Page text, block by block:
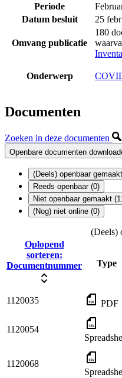
Periode
Datum besluit
25
Omvang publicatie
180
Onderwerp
Documenten
Zoeken in deze documenten
Openbare documenten
(Deels) openbaar
Reeds openbaar (0)
Niet openbaar gemaakt
(Nog) niet online (0)
(Deels)
Oplopend
sorteren:
Documentnummer
Type
1120035 PDF
1120054
1120068